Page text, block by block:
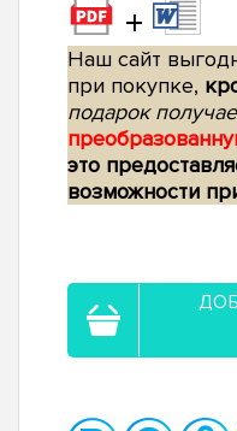
+
Наш сайт
при покупке,
подарок
это
возможности